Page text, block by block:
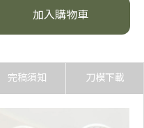
加入購物車
完稿須知 刀模下載